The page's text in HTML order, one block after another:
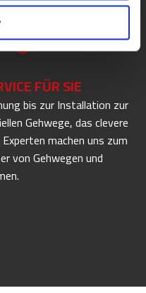
FÜR SIE
bis zur Installation zur
Gehwege, das clevere
machen uns zum
von Gehwegen und